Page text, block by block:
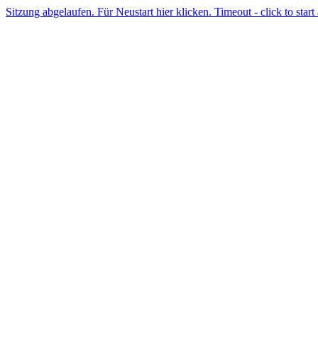
Sitzung abgelaufen. Für Neustart hier klicken. Timeout - click to start